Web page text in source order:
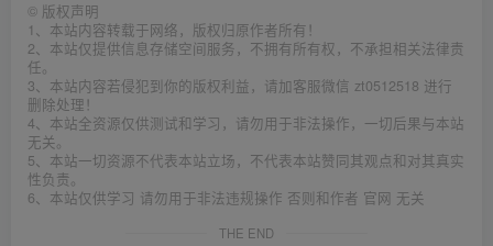
© 版权声明
1、本站内容转载于网络，版权归原作者所有！
2、本站仅提供信息存储空间服务，不拥有所有权，不承担相关法律责
任。
3、本站内容若侵犯到你的版权利益，请加客服微信 zt0512518 进行
删除处理！
4、本站全资源仅供测试和学习，请勿用于非法操作，一切后果与本站
无关。
5、本站一切资源不代表本站立场，不代表本站赞同其观点和对其真实
性负责。
6、本站仅供学习 请勿用于非法违规操作 否则和作者 官网 无关
THE END